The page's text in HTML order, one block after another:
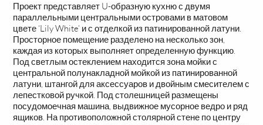
Проект представляет U-образную кухню с двумя
параллельными центральными островами в матовом
цвете ‘Lily White’ и с отделкой из патинированной латуни.
Просторное помещение разделено на несколько зон,
каждая из которых выполняет определенную функцию.
Под светлым остеклением находится зона мойки с
центральной полунакладной мойкой из патинированной
латуни, штангой для аксессуаров и двойным смесителем с
лепестковой ручкой. Под столешницей размещены
посудомоечная машина, выдвижное мусорное ведро и ряд
ящиков. На противоположной столярной стене по центру